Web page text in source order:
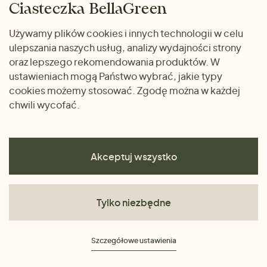
Prezenty
Dlaczego warto kupować
u nas
METODY PŁATNOŚCI
Polityka prywatności
Ciasteczka
Ciasteczka BellaGreen
Używamy plików cookies i innych technologii w celu
ulepszania naszych usług, analizy wydajności strony
oraz lepszego rekomendowania produktów. W
ustawieniach mogą Państwo wybrać, jakie typy
cookies możemy stosować. Zgodę można w każdej
chwili wycofać.
Akceptuj wszystko
Tylko niezbędne
Szczegółowe ustawienia